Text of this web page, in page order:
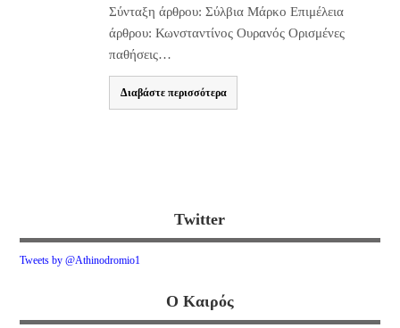
Σύνταξη άρθρου: Σύλβια Mάρκο Επιμέλεια
άρθρου: Κωνσταντίνος Ουρανός Ορισμένες
παθήσεις…
Διαβάστε περισσότερα
Twitter
Tweets by @Athinodromio1
Ο Καιρός